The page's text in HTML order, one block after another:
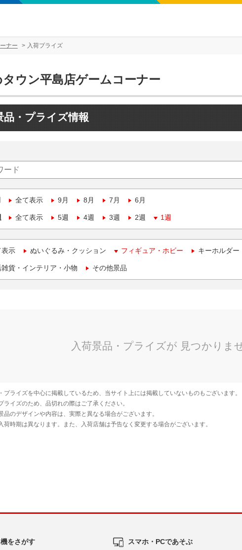
ナー 入荷プライズ
ウン平島店ゲームコーナー
品・プライズ情報
全て表示 9月 8月 7月 6月
全て表示 5週 4週 3週 2週 1週
表示 ぬいぐるみ・クッション フィギュア・ホビー キーホルダー
貨・インテリア・小物 その他景品
をさがす スマホ・PCであそぶ